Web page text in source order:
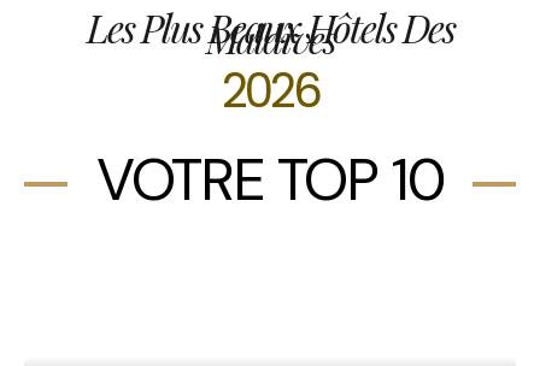
Les Plus Beaux Hôtels Des
Maldives
2026
VOTRE TOP 10